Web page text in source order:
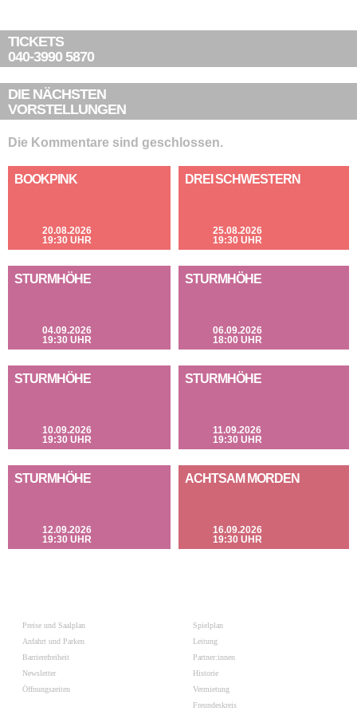
TICKETS
040-3990 5870
DIE NÄCHSTEN
VORSTELLUNGEN
Die Kommentare sind geschlossen.
BOOKPINK
20.08.2026
19:30 UHR
DREI SCHWESTERN
25.08.2026
19:30 UHR
STURMHÖHE
04.09.2026
19:30 UHR
STURMHÖHE
06.09.2026
18:00 UHR
STURMHÖHE
10.09.2026
19:30 UHR
STURMHÖHE
11.09.2026
19:30 UHR
STURMHÖHE
12.09.2026
19:30 UHR
ACHTSAM MORDEN
16.09.2026
19:30 UHR
Preise und Saalplan
Anfahrt und Parken
Barrierefreiheit
Newsletter
Öffnungszeiten
Spielplan
Leitung
Partner:innen
Historie
Vermietung
Freundeskreis